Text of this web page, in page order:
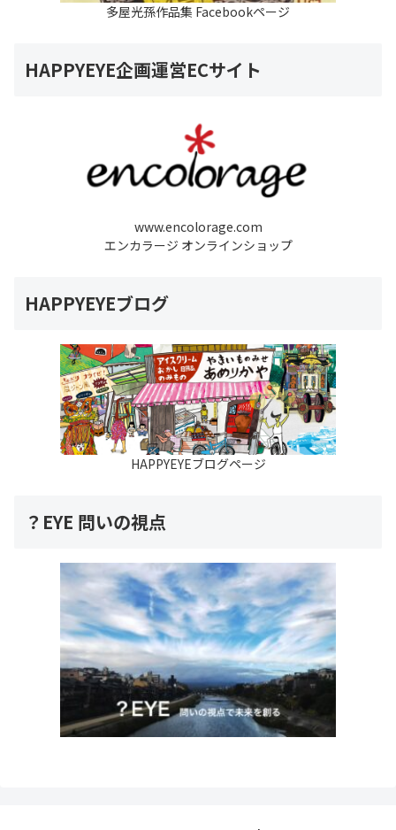
多屋光孫作品集 Facebookページ
HAPPYEYE企画運営ECサイト
www.encolorage.com
エンカラージ オンラインショップ
HAPPYEYEブログ
HAPPYEYEブログページ
？EYE 問いの視点